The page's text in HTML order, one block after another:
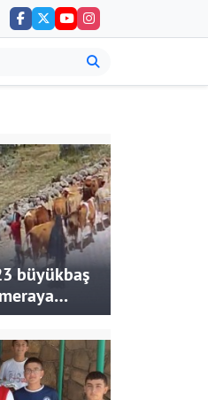
büyükbaş